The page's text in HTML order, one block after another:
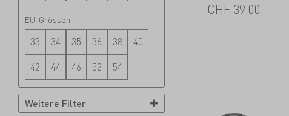
EU-Grössen
33 34 35 36 38
40
42
44 46 52 54
Handschuh-Grössen
Weitere Filter
CHF 39.00